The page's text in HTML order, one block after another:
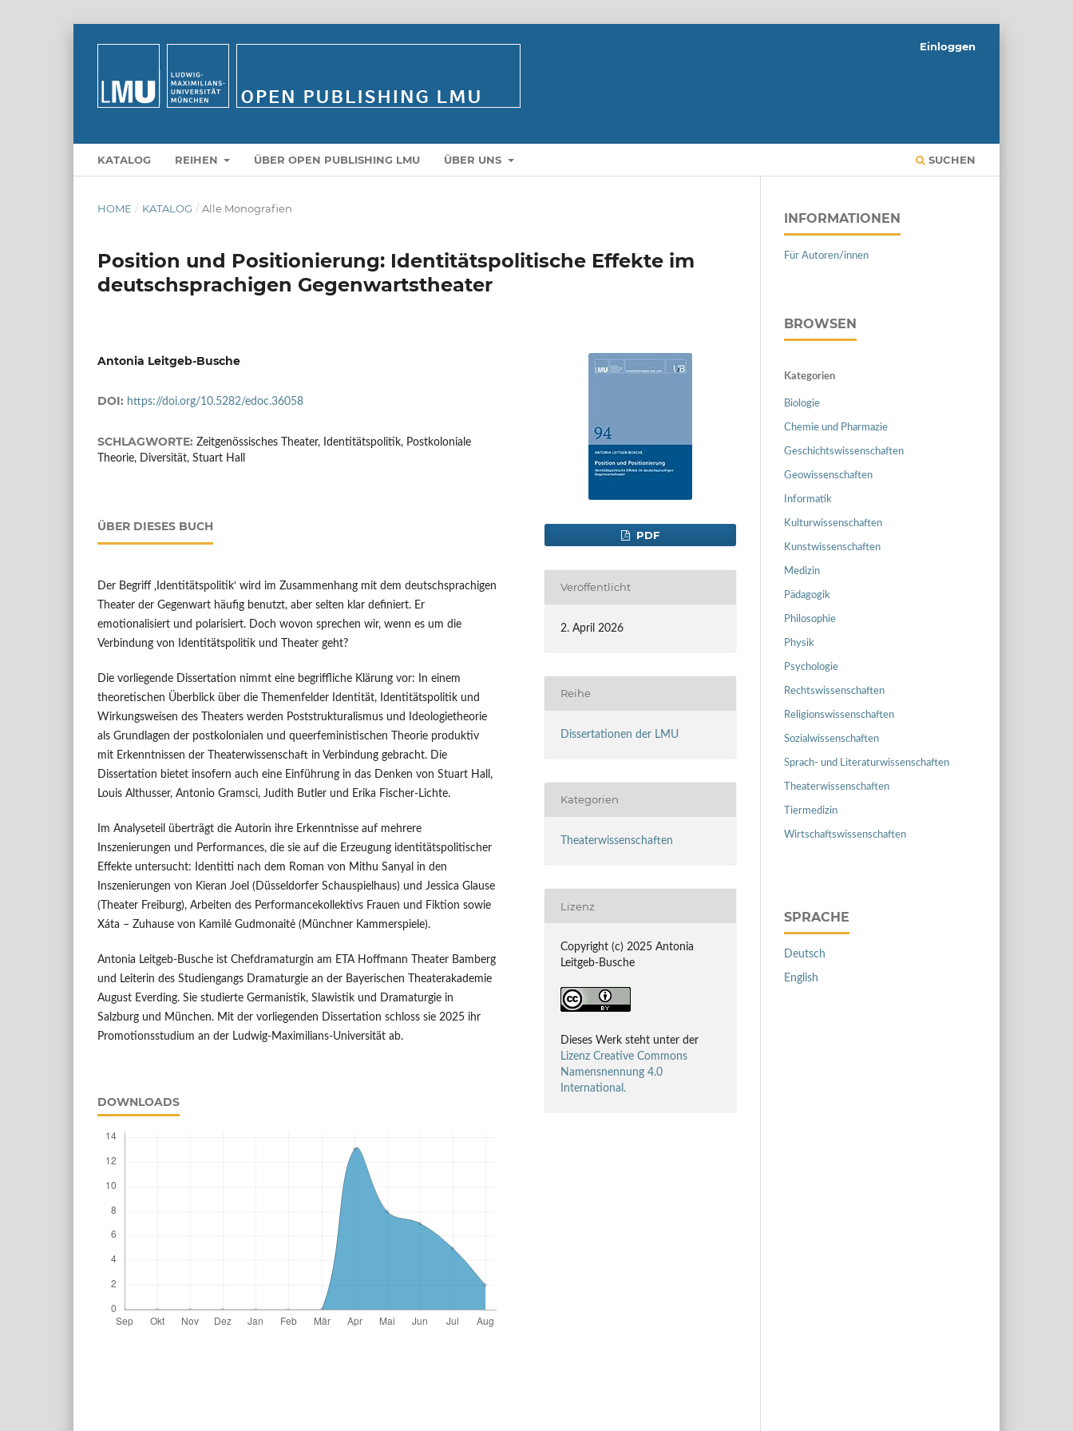
KATALOG REIHEN ÜBER OPEN PUBLISHING LMU ÜBER UNS SUCHEN
Einloggen
HOME / KATALOG / Alle Monografien
Position und Positionierung: Identitätspolitische Effekte im
deutschsprachigen Gegenwartstheater
Antonia Leitgeb-Busche
DOI: https://doi.org/10.5282/edoc.36058
SCHLAGWORTE: Zeitgenössisches Theater, Identitätspolitik, Postkoloniale
Theorie, Diversität, Stuart Hall
ÜBER DIESES BUCH
Der Begriff ‚Identitätspolitik‘ wird im Zusammenhang mit dem deutschsprachigen
Theater der Gegenwart häufig benutzt, aber selten klar definiert. Er
emotionalisiert und polarisiert. Doch wovon sprechen wir, wenn es um die
Verbindung von Identitätspolitik und Theater geht?
Die vorliegende Dissertation nimmt eine begriffliche Klärung vor: In einem
theoretischen Überblick über die Themenfelder Identität, Identitätspolitik und
Wirkungsweisen des Theaters werden Poststrukturalismus und Ideologietheorie
als Grundlagen der postkolonialen und queerfeministischen Theorie produktiv
mit Erkenntnissen der Theaterwissenschaft in Verbindung gebracht. Die
Dissertation bietet insofern auch eine Einführung in das Denken von Stuart Hall,
Louis Althusser, Antonio Gramsci, Judith Butler und Erika Fischer-Lichte.
Im Analyseteil überträgt die Autorin ihre Erkenntnisse auf mehrere
Inszenierungen und Performances, die sie auf die Erzeugung identitätspolitischer
Effekte untersucht: Identitti nach dem Roman von Mithu Sanyal in den
Inszenierungen von Kieran Joel (Düsseldorfer Schauspielhaus) und Jessica Glause
(Theater Freiburg), Arbeiten des Performancekollektivs Frauen und Fiktion sowie
Xáta – Zuhause von Kamilė Gudmonaitė (Münchner Kammerspiele).
Antonia Leitgeb-Busche ist Chefdramaturgin am ETA Hoffmann Theater Bamberg
und Leiterin des Studiengangs Dramaturgie an der Bayerischen Theaterakademie
August Everding. Sie studierte Germanistik, Slawistik und Dramaturgie in
Salzburg und München. Mit der vorliegenden Dissertation schloss sie 2025 ihr
Promotionsstudium an der Ludwig-Maximilians-Universität ab.
DOWNLOADS
PDF
Veröffentlicht
2. April 2026
Reihe
Dissertationen der LMU
Kategorien
Theaterwissenschaften
Lizenz
Copyright (c) 2025 Antonia
Leitgeb-Busche
Dieses Werk steht unter der
Lizenz Creative Commons
Namensnennung 4.0
International.
INFORMATIONEN
Für Autoren/innen
BROWSEN
Kategorien
Biologie
Chemie und Pharmazie
Geschichtswissenschaften
Geowissenschaften
Informatik
Kulturwissenschaften
Kunstwissenschaften
Medizin
Pädagogik
Philosophie
Physik
Psychologie
Rechtswissenschaften
Religionswissenschaften
Sozialwissenschaften
Sprach- und Literaturwissenschaften
Theaterwissenschaften
Tiermedizin
Wirtschaftswissenschaften
SPRACHE
Deutsch
English